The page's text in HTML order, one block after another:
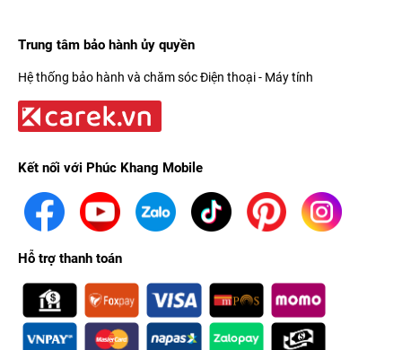
Trung tâm bảo hành ủy quyền
Hệ thống bảo hành và chăm sóc Điện thoại - Máy tính
Kết nối với Phúc Khang Mobile
Hỗ trợ thanh toán